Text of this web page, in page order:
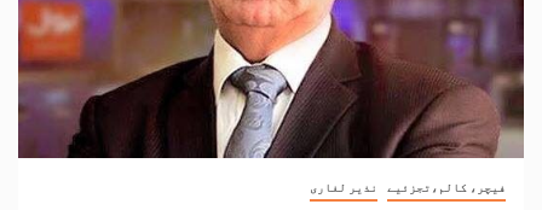
فیچر، کالم،تجزئیے نذیر لغاری